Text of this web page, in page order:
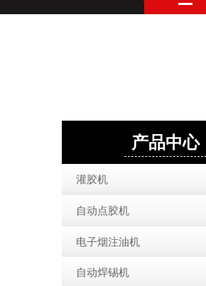
产品中心
灌胶机
自动点胶机
电子烟注油机
自动焊锡机